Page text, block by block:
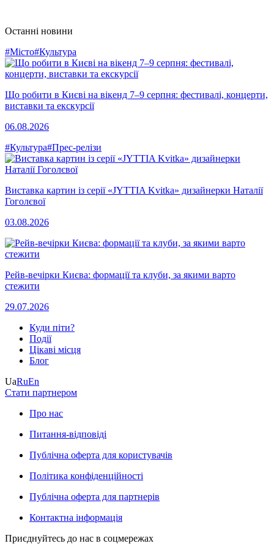
Останні новини
#Місто#Культура
Що робити в Києві на вікенд 7–9 серпня: фестивалі, концерти,
виставки та екскурсії
06.08.2026
#Культура#Прес-релізи
Виставка картин із серії «JYTTIA Kvitka» дизайнерки Наталії
Гоголєвої
03.08.2026
Рейв-вечірки Києва: формації та клуби, за якими варто
стежити
29.07.2026
Куди піти?
Події
Цікаві місця
Блог
UaRuEn
Стати партнером
Про нас
Питання-відповіді
Публічна оферта для користувачів
Політика конфіденційності
Публічна оферта для партнерів
Контактна інформація
Приєднуйтесь до нас в соцмережах